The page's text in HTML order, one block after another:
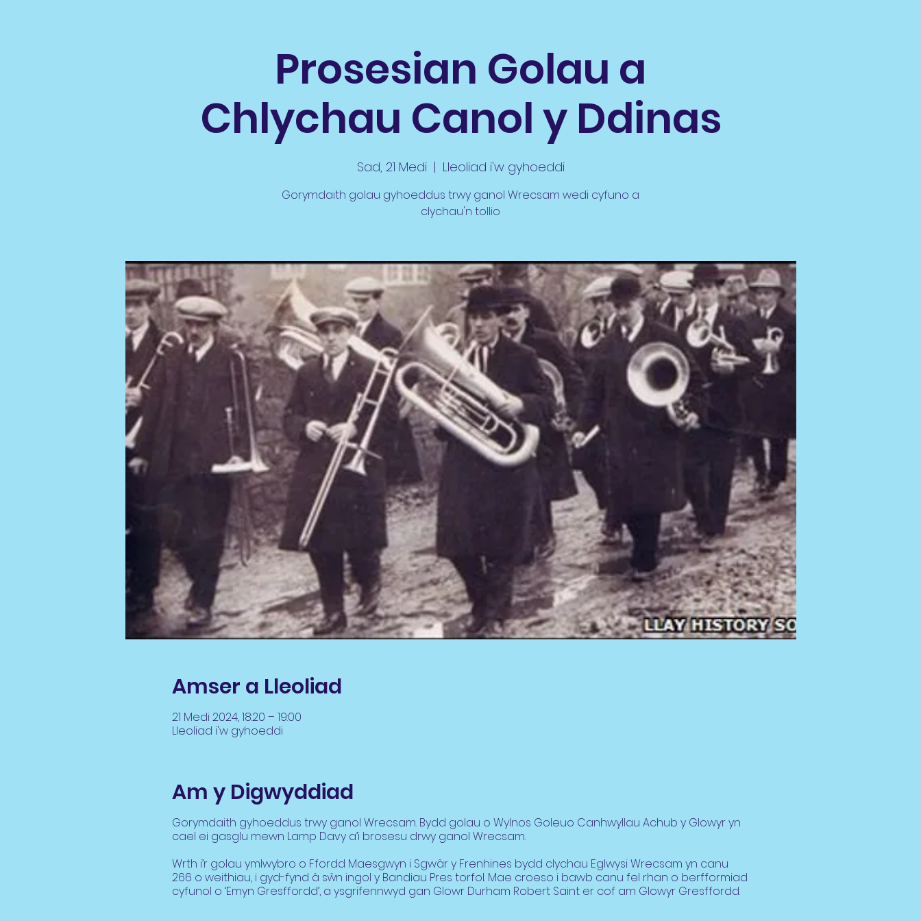
Prosesian Golau a
Chlychau Canol y Ddinas
Sad, 21 Medi
  |
Lleoliad i'w gyhoeddi
Gorymdaith golau gyhoeddus trwy ganol Wrecsam wedi cyfuno a
clychau'n tollio
Amser a Lleoliad
21 Medi 2024, 18:20 – 19:00
Lleoliad i'w gyhoeddi
Am y Digwyddiad
Gorymdaith gyhoeddus trwy ganol Wrecsam. Bydd golau o Wylnos Goleuo Canhwyllau Achub y Glowyr yn
cael ei gasglu mewn Lamp Davy a’i brosesu drwy ganol Wrecsam.
Wrth i’r golau ymlwybro o Ffordd Maesgwyn i Sgwâr y Frenhines bydd clychau Eglwysi Wrecsam yn canu
266 o weithiau, i gyd-fynd â sŵn ingol y Bandiau Pres torfol. Mae croeso i bawb canu fel rhan o berfformiad
cyfunol o ‘Emyn Gresffordd’, a ysgrifennwyd gan Glowr Durham Robert Saint er cof am Glowyr Gresffordd.